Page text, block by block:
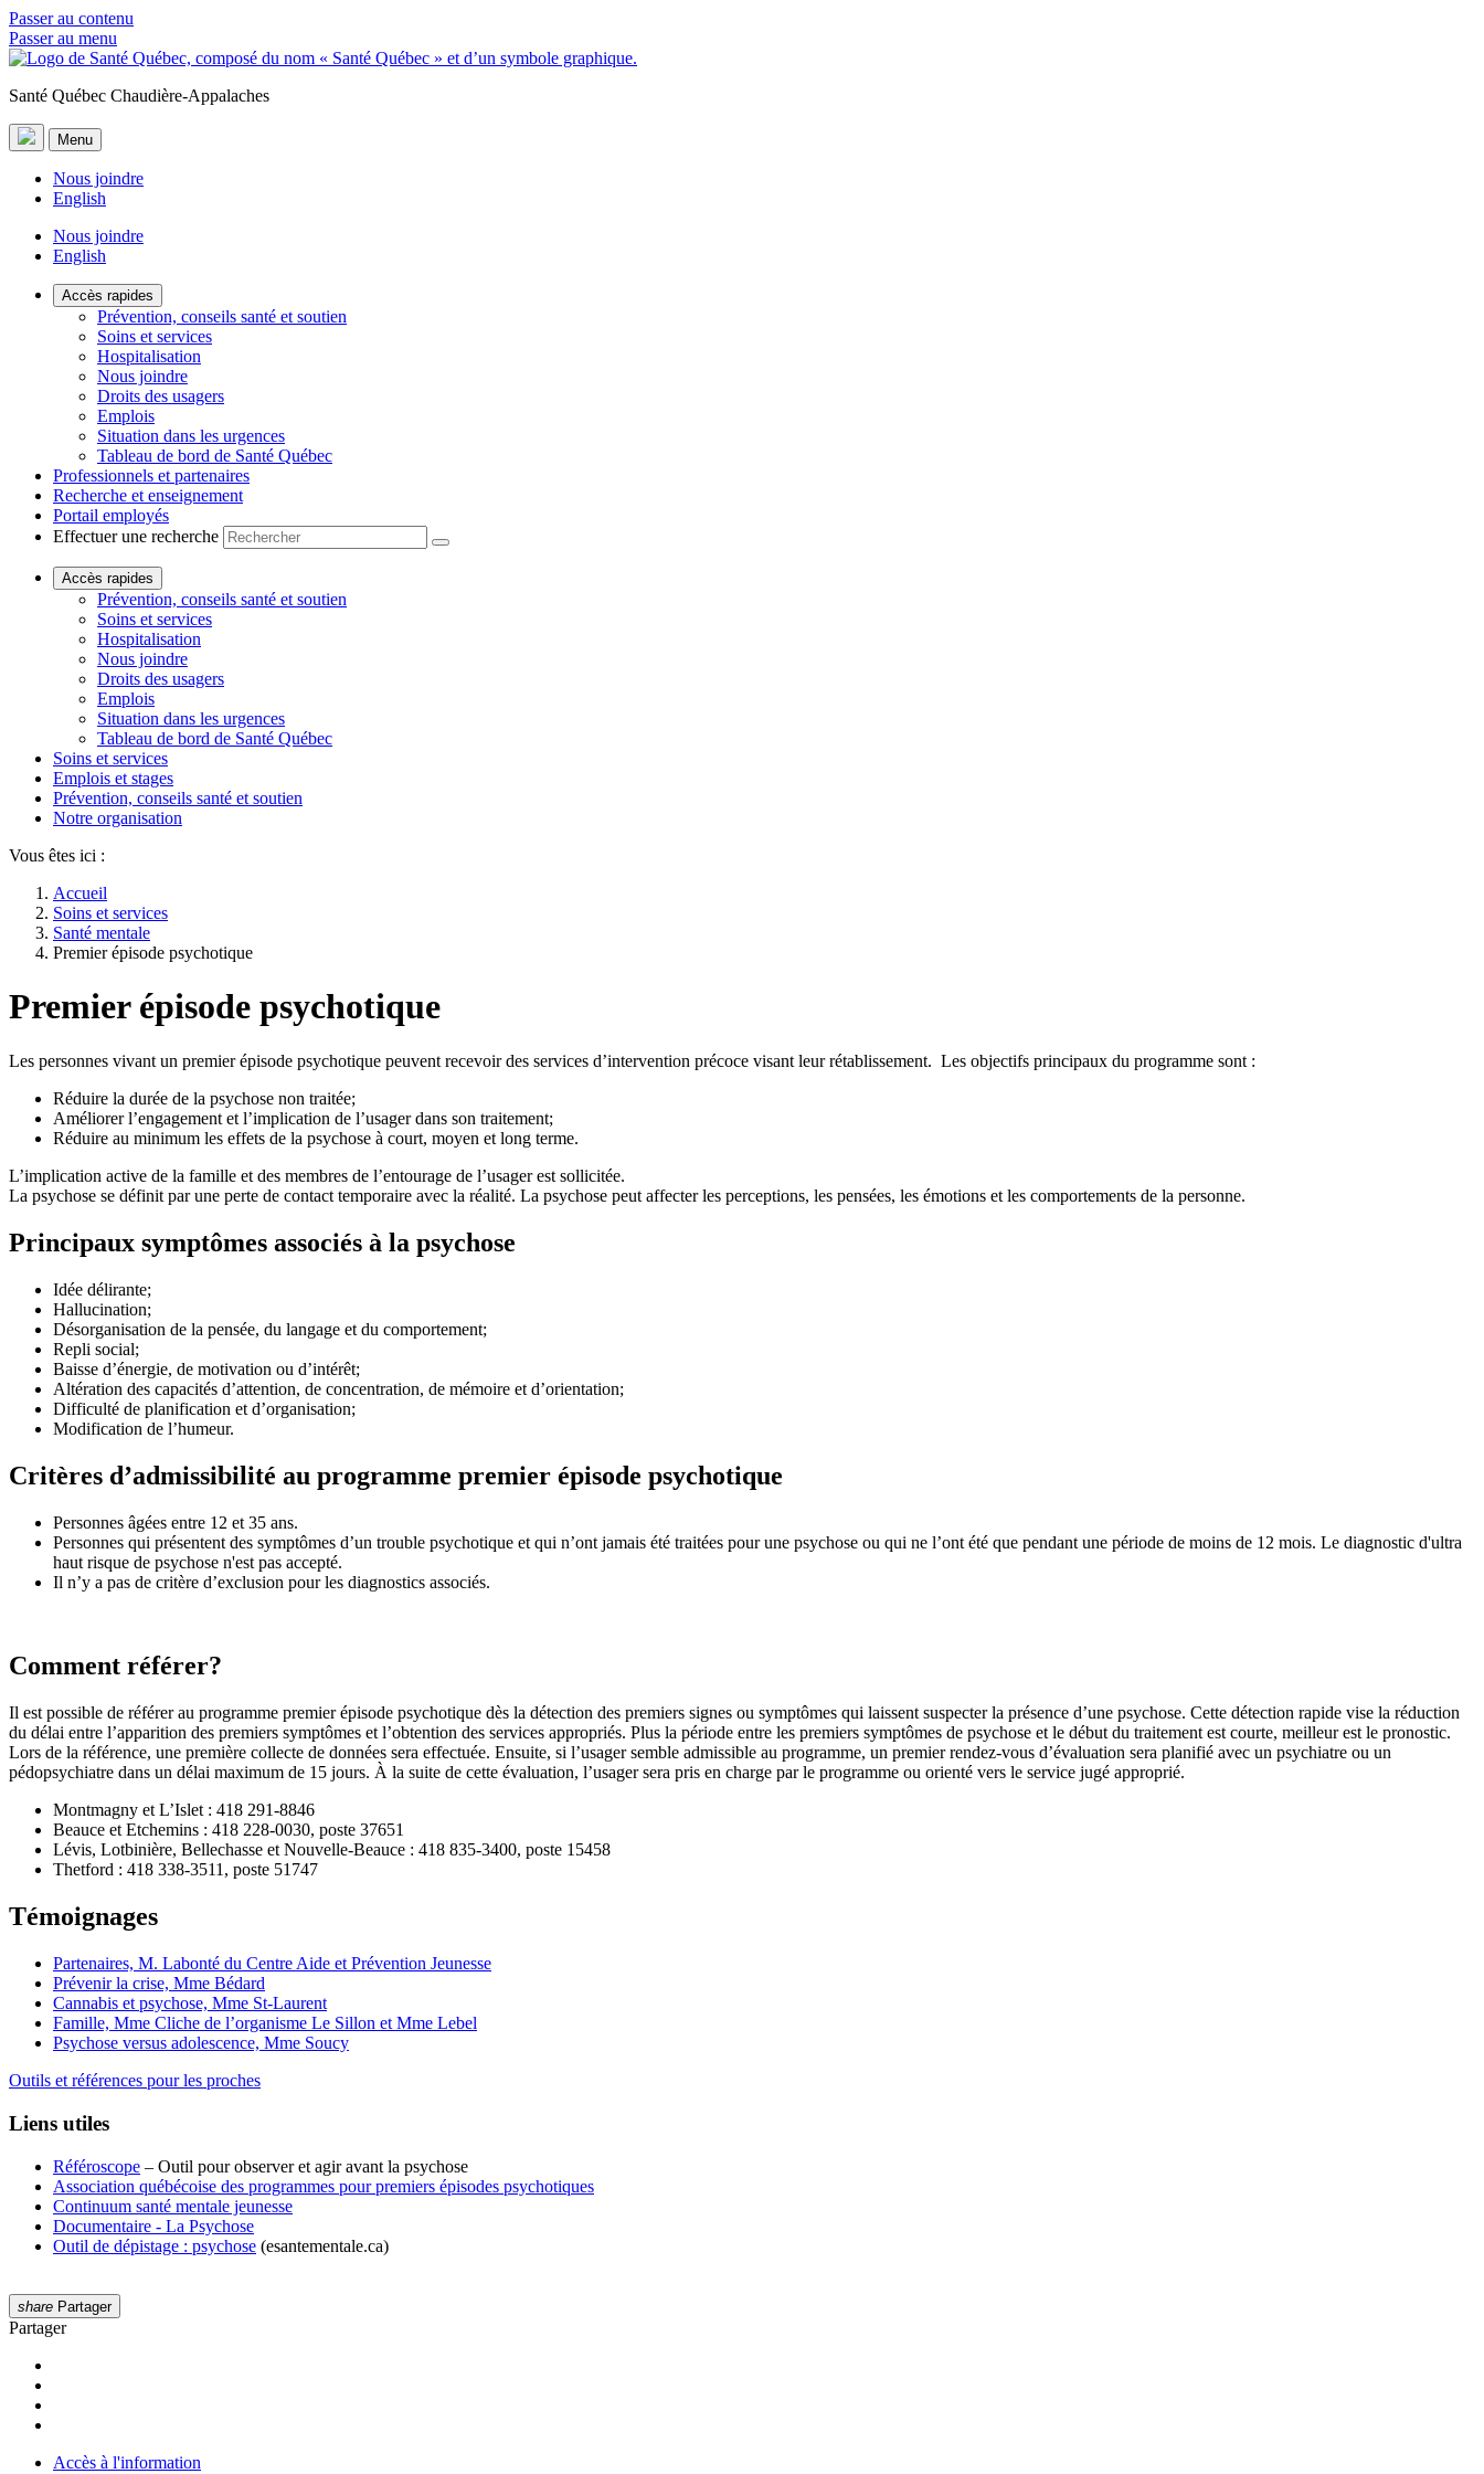
Passer au contenu
Passer au menu
Santé Québec Chaudière-Appalaches
Menu
Nous joindre
English
Nous joindre
English
Accès rapides
Prévention, conseils santé et soutien
Soins et services
Hospitalisation
Nous joindre
Droits des usagers
Emplois
Situation dans les urgences
Tableau de bord de Santé Québec
Professionnels et partenaires
Recherche et enseignement
Portail employés
Effectuer une recherche
Accès rapides
Prévention, conseils santé et soutien
Soins et services
Hospitalisation
Nous joindre
Droits des usagers
Emplois
Situation dans les urgences
Tableau de bord de Santé Québec
Soins et services
Emplois et stages
Prévention, conseils santé et soutien
Notre organisation
Vous êtes ici :
Accueil
Soins et services
Santé mentale
Premier épisode psychotique
Premier épisode psychotique
Les personnes vivant un premier épisode psychotique peuvent recevoir des services d’intervention précoce visant leur rétablissement. Les objectifs principaux du programme sont :
Réduire la durée de la psychose non traitée;
Améliorer l’engagement et l’implication de l’usager dans son traitement;
Réduire au minimum les effets de la psychose à court, moyen et long terme.
L’implication active de la famille et des membres de l’entourage de l’usager est sollicitée.
La psychose se définit par une perte de contact temporaire avec la réalité. La psychose peut affecter les perceptions, les pensées, les émotions et les comportements de la personne.
Principaux symptômes associés à la psychose
Idée délirante;
Hallucination;
Désorganisation de la pensée, du langage et du comportement;
Repli social;
Baisse d’énergie, de motivation ou d’intérêt;
Altération des capacités d’attention, de concentration, de mémoire et d’orientation;
Difficulté de planification et d’organisation;
Modification de l’humeur.
Critères d’admissibilité au programme premier épisode psychotique
Personnes âgées entre 12 et 35 ans.
Personnes qui présentent des symptômes d’un trouble psychotique et qui n’ont jamais été traitées pour une psychose ou qui ne l’ont été que pendant une période de moins de 12 mois. Le diagnostic d'ultra
haut risque de psychose n'est pas accepté.
Il n’y a pas de critère d’exclusion pour les diagnostics associés.
Comment référer?
Il est possible de référer au programme premier épisode psychotique dès la détection des premiers signes ou symptômes qui laissent suspecter la présence d’une psychose. Cette détection rapide vise la réduction
du délai entre l’apparition des premiers symptômes et l’obtention des services appropriés. Plus la période entre les premiers symptômes de psychose et le début du traitement est courte, meilleur est le pronostic.
Lors de la référence, une première collecte de données sera effectuée. Ensuite, si l’usager semble admissible au programme, un premier rendez-vous d’évaluation sera planifié avec un psychiatre ou un
pédopsychiatre dans un délai maximum de 15 jours. À la suite de cette évaluation, l’usager sera pris en charge par le programme ou orienté vers le service jugé approprié.
Montmagny et L’Islet : 418 291-8846
Beauce et Etchemins : 418 228-0030, poste 37651
Lévis, Lotbinière, Bellechasse et Nouvelle-Beauce : 418 835-3400, poste 15458
Thetford : 418 338-3511, poste 51747
Témoignages
Partenaires, M. Labonté du Centre Aide et Prévention Jeunesse
Prévenir la crise, Mme Bédard
Cannabis et psychose, Mme St-Laurent
Famille, Mme Cliche de l’organisme Le Sillon et Mme Lebel
Psychose versus adolescence, Mme Soucy
Outils et références pour les proches
Liens utiles
Référoscope – Outil pour observer et agir avant la psychose
Association québécoise des programmes pour premiers épisodes psychotiques
Continuum santé mentale jeunesse
Documentaire - La Psychose
Outil de dépistage : psychose (esantementale.ca)
share Partager
Partager
Accès à l'information